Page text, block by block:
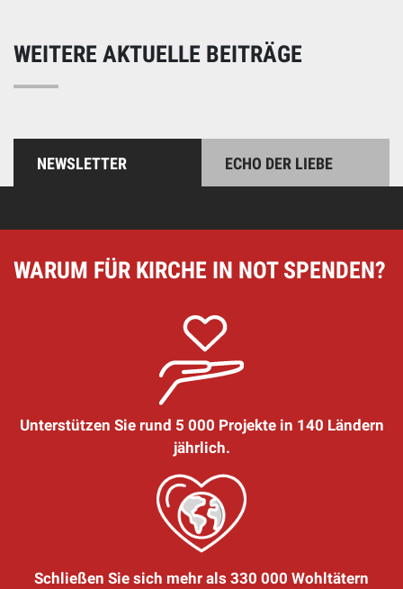
WEITERE AKTUELLE BEITRÄGE
NEWSLETTER ECHO DER LIEBE
WARUM FÜR KIRCHE IN NOT SPENDEN?
Unterstützen Sie rund 5 000 Projekte in 140 Ländern
jährlich.
Schließen Sie sich mehr als 330 000 Wohltätern